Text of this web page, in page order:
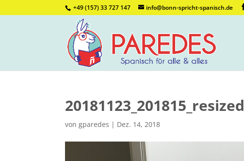
+49 (157) 33 727 147 info@bonn-spricht-spanisch.de
20181123_201815_resized
vongparedes | Dez. 14, 2018